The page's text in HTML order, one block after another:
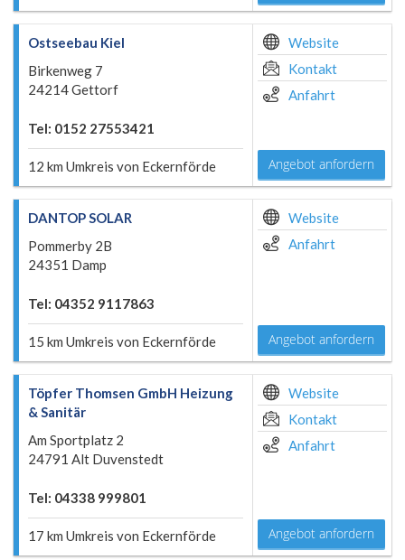
Ostseebau Kiel
Birkenweg 7
24214 Gettorf
Tel: 0152 27553421
12 km Umkreis von Eckernförde
Website
Kontakt
Anfahrt
Angebot anfordern
DANTOP SOLAR
Pommerby 2B
24351 Damp
Tel: 04352 9117863
15 km Umkreis von Eckernförde
Website
Anfahrt
Angebot anfordern
Töpfer Thomsen GmbH Heizung
& Sanitär
Am Sportplatz 2
24791 Alt Duvenstedt
Tel: 04338 999801
17 km Umkreis von Eckernförde
Website
Kontakt
Anfahrt
Angebot anfordern